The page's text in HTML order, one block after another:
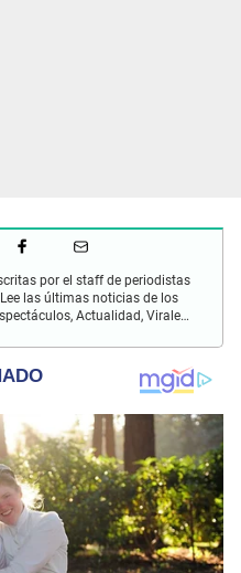
por el staff de periodistas
las últimas noticias de los
Actualidad, Virales,